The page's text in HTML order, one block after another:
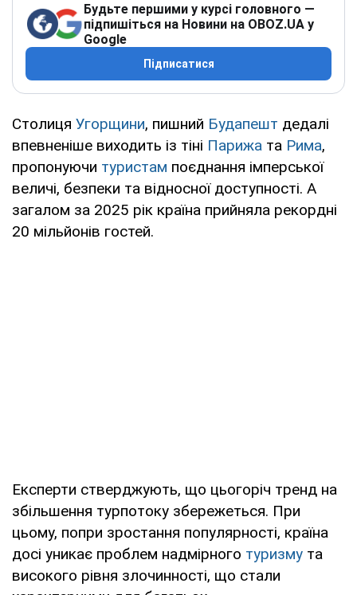
Будьте першими у курсі головного —
підпишіться на Новини на OBOZ.UA у
Google
Підписатися
Столиця Угорщини, пишний Будапешт дедалі
впевненіше виходить із тіні Парижа та Рима,
пропонуючи туристам поєднання імперської
величі, безпеки та відносної доступності. А
загалом за 2025 рік країна прийняла рекордні
20 мільйонів гостей.
Експерти стверджують, що цьогоріч тренд на
збільшення турпотоку збережеться. При
цьому, попри зростання популярності, країна
досі уникає проблем надмірного туризму та
високого рівня злочинності, що стали